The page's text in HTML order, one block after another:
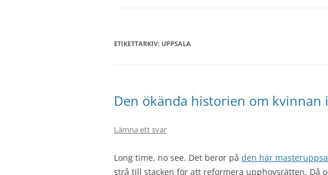
ETIKETTARKIV: UPPSALA
Den ökända historien om kvinnan
Lämna ett svar
Long time, no see. Det beror på den här
strå till stacken för att reformera upphovsrätten. Då